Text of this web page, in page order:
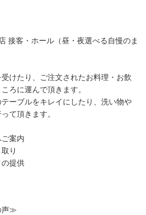
接客・ホール（昼・夜選べる自慢のま
けたり、ご注文されたお料理・お飲
ろに運んで頂きます。
ーブルをキレイにしたり、洗い物や
て頂きます。
案内
り
の提供
声≫